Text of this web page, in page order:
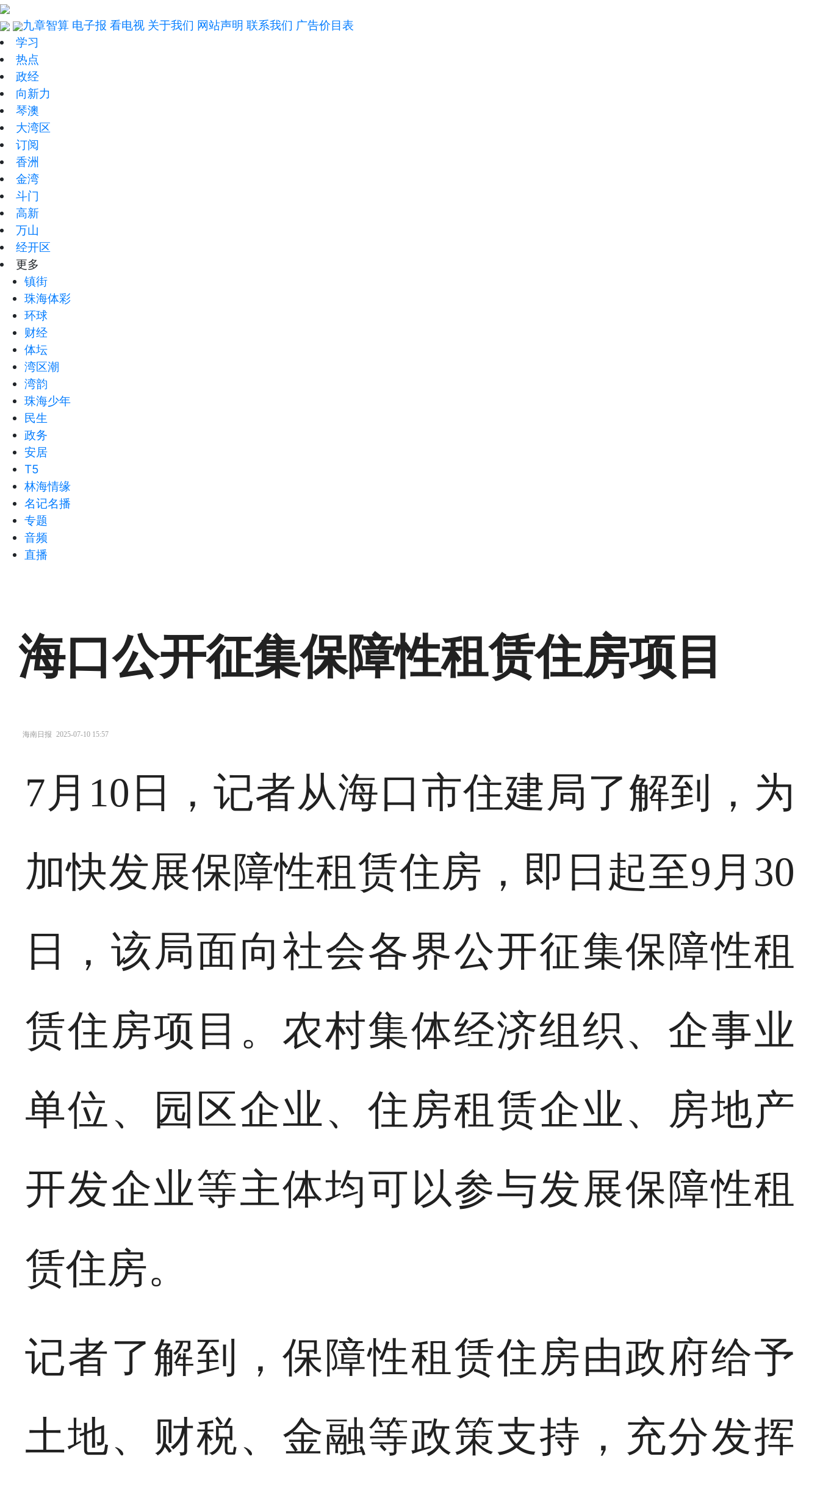
九章智算 电子报 看电视 关于我们 网站声明 联系我们 广告价目表
学习
热点
政经
向新力
琴澳
大湾区
订阅
香洲
金湾
斗门
高新
万山
经开区
更多
镇街
珠海体彩
环球
财经
体坛
湾区潮
湾韵
珠海少年
民生
政务
安居
T5
林海情缘
名记名播
专题
音频
直播
海口公开征集保障性租赁住房项目
海南日报 2025-07-10 15:57
7月10日，记者从海口市住建局了解到，为
加快发展保障性租赁住房， 即日起至9月30
日，该局面向社会各界公开征集保障性租
赁住房项目。 农村集体经济组织、企事业
单位、园区企业、住房租赁企业、房地产
开发企业等主体均可以参与发展保障性租
赁住房。
记者了解到，保障性租赁住房由政府给予
土地、财税、金融等政策支持，充分发挥